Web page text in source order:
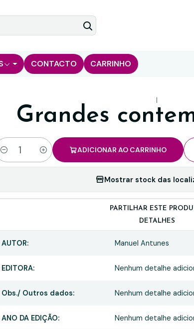
CONTACTO CARRINHO
|
Grandes
ADICIONAR AO CARRINHO
Mostrar stock das
PARTILHAR ESTE
DETALHES
AUTOR: Manuel Antunes
EDITORA: Nenhum detalhe
Obs./ Outros dados: Nenhum detalhe
ANO DA EDIÇÃO: Nenhum detalhe